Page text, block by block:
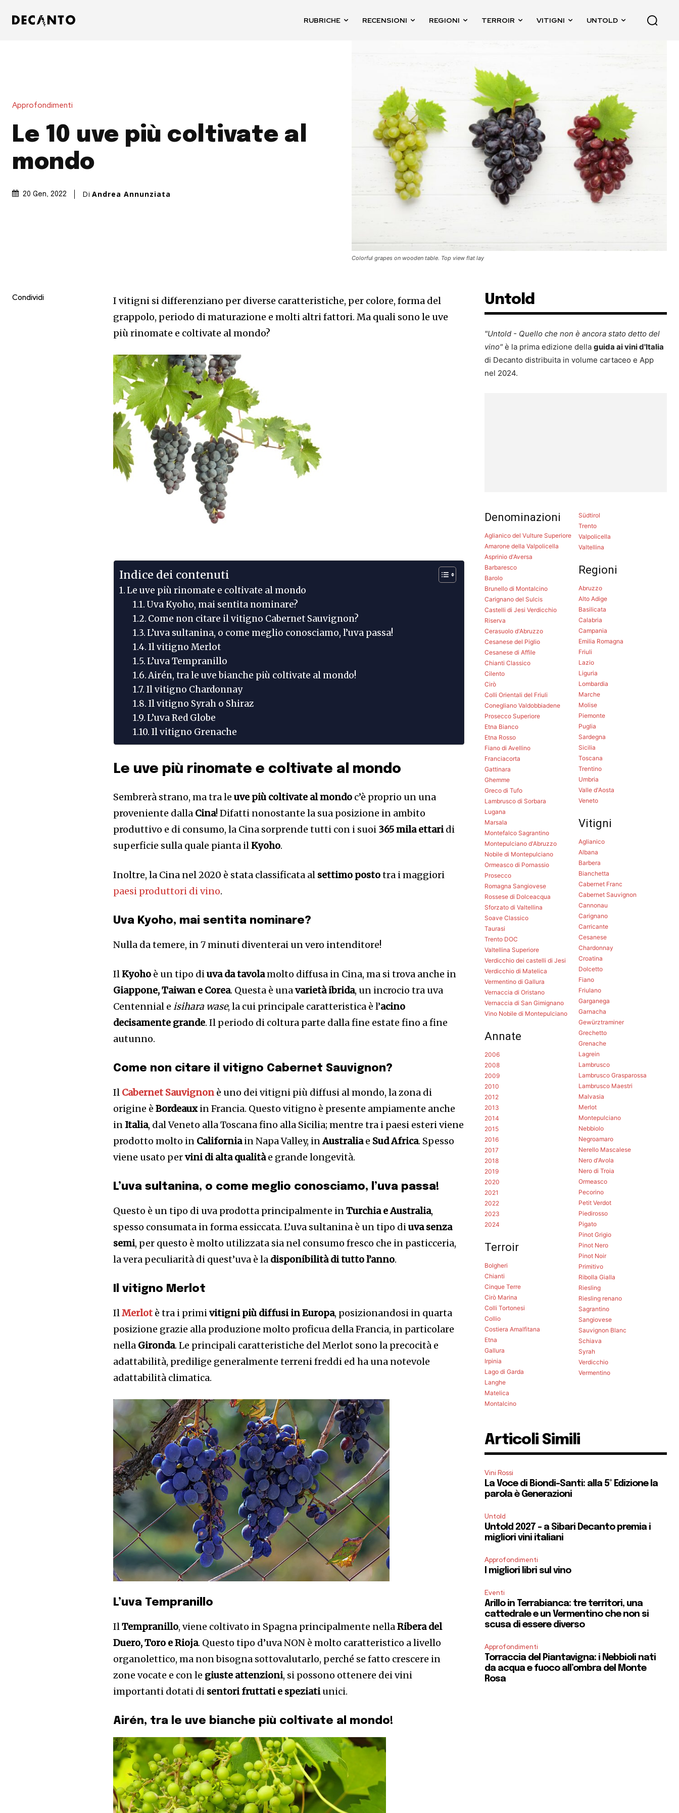
RUBRICHE RECENSIONI REGIONI TERROIR VITIGNI UNTOLD
Approfondimenti
Le 10 uve più coltivate al
mondo
20 Gen, 2022 Di Andrea Annunziata
Colorful grapes on wooden table. Top view flat lay
Condividi
I vitigni si differenziano per diverse caratteristiche, per colore, forma del
grappolo, periodo di maturazione e molti altri fattori. Ma quali sono le uve
più rinomate e coltivate al mondo?
Indice dei contenuti
Le uve più rinomate e coltivate al mondo
Uva Kyoho, mai sentita nominare?
Come non citare il vitigno Cabernet Sauvignon?
L’uva sultanina, o come meglio conosciamo, l’uva passa!
Il vitigno Merlot
L’uva Tempranillo
Airén, tra le uve bianche più coltivate al mondo!
Il vitigno Chardonnay
Il vitigno Syrah o Shiraz
L’uva Red Globe
Il vitigno Grenache
Le uve più rinomate e coltivate al mondo
Sembrerà strano, ma tra leuve più coltivate al mondo c’è proprio un una
proveniente dalla Cina! Difatti nonostante la sua posizione in ambito
produttivo e di consumo, la Cina sorprende tutti con i suoi 365 mila ettaridi
superficie sulla quale pianta il Kyoho.
Inoltre, la Cina nel 2020 è stata classificata al settimo postotra i maggiori
paesi produttori di vino.
Uva Kyoho, mai sentita nominare?
Nulla da temere, in 7 minuti diventerai un vero intenditore!
Il Kyoho è un tipo diuva da tavolamolto diffusa in Cina, ma si trova anche in
Giappone, Taiwan e Corea. Questa è unavarietà ibrida, un incrocio tra uva
Centennial eisihara wase, la cui principale caratteristica è l’acino
decisamente grande. Il periodo di coltura parte dalla fine estate fino a fine
autunno.
Come non citare il vitigno Cabernet Sauvignon?
Il Cabernet Sauvignon è uno dei vitigni più diffusi al mondo, la zona di
origine èBordeauxin Francia. Questo vitigno è presente ampiamente anche
in Italia, dal Veneto alla Toscana fino alla Sicilia; mentre tra i paesi esteri viene
prodotto molto in Californiain Napa Valley, inAustraliae Sud Africa. Spesso
viene usato pervini di alta qualitàe grande longevità.
L’uva sultanina, o come meglio conosciamo, l’uva passa!
Questo è un tipo di uva prodotta principalmente inTurchia e Australia,
spesso consumata in forma essiccata. L’uva sultanina è un tipo diuva senza
semi, per questo è molto utilizzata sia nel consumo fresco che in pasticceria,
la vera peculiarità di quest’uva è la disponibilità di tutto l’anno.
Il vitigno Merlot
IlMerlot è tra i primivitigni più diffusi in Europa, posizionandosi in quarta
posizione grazie alla produzione molto proficua della Francia, in particolare
nella Gironda. Le principali caratteristiche del Merlot sono la precocità e
adattabilità, predilige generalmente terreni freddi ed ha una notevole
adattabilità climatica.
L’uva Tempranillo
IlTempranillo, viene coltivato in Spagna principalmente nellaRibera del
Duero, Toro e Rioja. Questo tipo d’uva NON è molto caratteristico a livello
organolettico, ma non bisogna sottovalutarlo, perché se fatto crescere in
zone vocate e con le giuste attenzioni, si possono ottenere dei vini
importanti dotati di sentori fruttati e speziatiunici.
Airén, tra le uve bianche più coltivate al mondo!
Untold
"Untold - Quello che non è ancora stato detto del
vino" è la prima edizione dellaguida ai vini d'Italia
di Decanto distribuita in volume cartaceo e App
nel 2024.
Denominazioni
Aglianico del Vulture Superiore
Amarone della Valpolicella
Asprinio d'Aversa
Barbaresco
Barolo
Brunello di Montalcino
Carignano del Sulcis
Castelli di Jesi Verdicchio
Riserva
Cerasuolo d'Abruzzo
Cesanese del Piglio
Cesanese di Affile
Chianti Classico
Cilento
Cirò
Colli Orientali del Friuli
Conegliano Valdobbiadene
Prosecco Superiore
Etna Bianco
Etna Rosso
Fiano di Avellino
Franciacorta
Gattinara
Ghemme
Greco di Tufo
Lambrusco di Sorbara
Lugana
Marsala
Montefalco Sagrantino
Montepulciano d'Abruzzo
Nobile di Montepulciano
Ormeasco di Pornassio
Prosecco
Romagna Sangiovese
Rossese di Dolceacqua
Sforzato di Valtellina
Soave Classico
Taurasi
Trento DOC
Valtellina Superiore
Verdicchio dei castelli di Jesi
Verdicchio di Matelica
Vermentino di Gallura
Vernaccia di Oristano
Vernaccia di San Gimignano
Vino Nobile di Montepulciano
Annate
2006
2008
2009
2010
2012
2013
2014
2015
2016
2017
2018
2019
2020
2021
2022
2023
2024
Terroir
Bolgheri
Chianti
Cinque Terre
Cirò Marina
Colli Tortonesi
Collio
Costiera Amalfitana
Etna
Gallura
Irpinia
Lago di Garda
Langhe
Matelica
Montalcino
Südtirol
Trento
Valpolicella
Valtellina
Regioni
Abruzzo
Alto Adige
Basilicata
Calabria
Campania
Emilia Romagna
Friuli
Lazio
Liguria
Lombardia
Marche
Molise
Piemonte
Puglia
Sardegna
Sicilia
Toscana
Trentino
Umbria
Valle d'Aosta
Veneto
Vitigni
Aglianico
Albana
Barbera
Bianchetta
Cabernet Franc
Cabernet Sauvignon
Cannonau
Carignano
Carricante
Cesanese
Chardonnay
Croatina
Dolcetto
Fiano
Friulano
Garganega
Garnacha
Gewürztraminer
Grechetto
Grenache
Lagrein
Lambrusco
Lambrusco Grasparossa
Lambrusco Maestri
Malvasia
Merlot
Montepulciano
Nebbiolo
Negroamaro
Nerello Mascalese
Nero d'Avola
Nero di Troia
Ormeasco
Pecorino
Petit Verdot
Piedirosso
Pigato
Pinot Grigio
Pinot Nero
Pinot Noir
Primitivo
Ribolla Gialla
Riesling
Riesling renano
Sagrantino
Sangiovese
Sauvignon Blanc
Schiava
Syrah
Verdicchio
Vermentino
Articoli Simili
Vini Rossi
La Voce di Biondi-Santi: alla 5° Edizione la
parola è Generazioni
Untold
Untold 2027 – a Sibari Decanto premia i
migliori vini italiani
Approfondimenti
I migliori libri sul vino
Eventi
Arillo in Terrabianca: tre territori, una
cattedrale e un Vermentino che non si
scusa di essere diverso
Approfondimenti
Torraccia del Piantavigna: i Nebbioli nati
da acqua e fuoco all’ombra del Monte
Rosa